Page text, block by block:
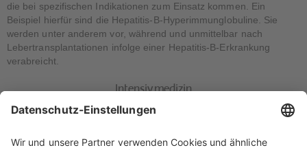
die bei spezifischen Indikationen zum Einsatz kommen. Ein
Beispiel hierfür sind die Hepatitis-B-Hyperimmunglobuline. Sie
werden unter anderem vor, während und unmittelbar nach
Lebertransplantationen infolge einer Hepatitis-B-Erkrankung
verabreicht.
Intensivmedizin
In der Intensiv- und Notfallmedizin wird zum Ausgleich eines
schweren Verletzungen oder Verbrennungen entsteht, Albumin von